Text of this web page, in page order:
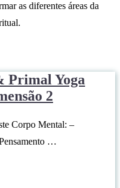
as diferentes áreas da
Primal Yoga
2
Corpo Mental: –
…